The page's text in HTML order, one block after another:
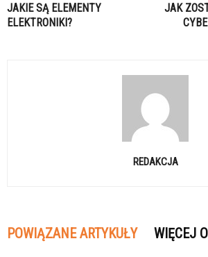
JAKIE SĄ ELEMENTY
ELEKTRONIKI?
JAK
REDAKCJA
POWIĄZANE ARTYKUŁY WIĘCEJ